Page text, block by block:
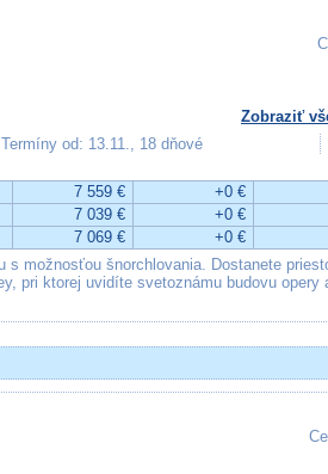
Zobraziť
Termíny od: 13.11., 18 dňové
7 559 € +0 €
7 039 € +0 €
7 069 € +0 €
s možnosťou šnorchlovania. Dostanete
pri ktorej uvidíte svetoznámu budovu opery